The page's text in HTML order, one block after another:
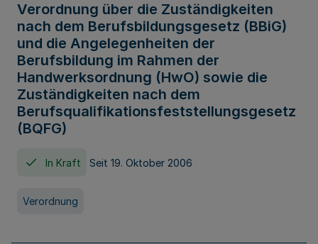
Verordnung über die Zuständigkeiten
nach dem Berufsbildungsgesetz (BBiG)
und die Angelegenheiten der
Berufsbildung im Rahmen der
Handwerksordnung (HwO) sowie die
Zuständigkeiten nach dem
Berufsqualifikationsfeststellungsgesetz
(BQFG)
In Kraft Seit 19. Oktober 2006
Verordnung